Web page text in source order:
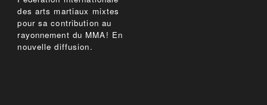
des arts martiaux mixtes
pour sa contribution au
rayonnement du MMA! En
nouvelle diffusion.